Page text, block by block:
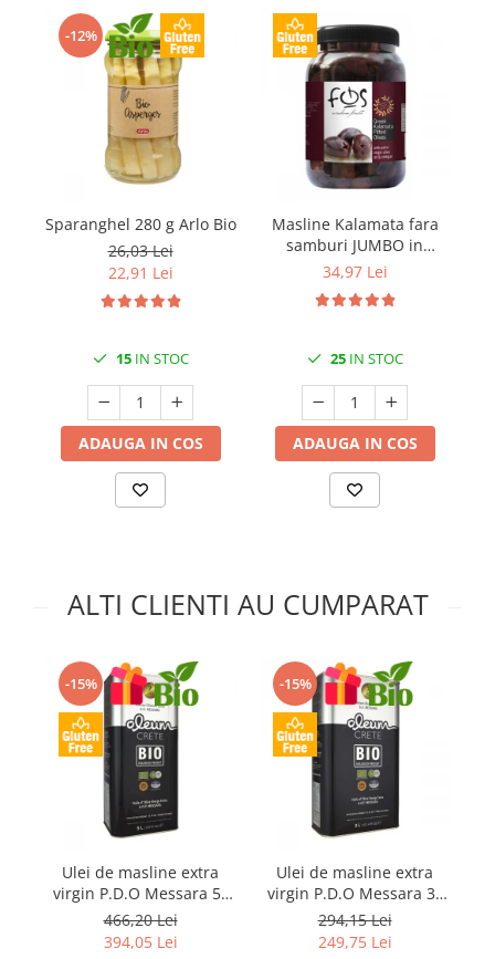
-12%
Sparanghel 280 g Arlo Bio
26,03 Lei
22,91 Lei
15IN STOC
ADAUGA IN COS
Masline Kalamata fara
samburi JUMBO in
saramura 1kg FOS
34,97 Lei
25IN STOC
ADAUGA IN COS
ALTI CLIENTI AU CUMPARAT
-15%
Ulei de masline extra
virgin P.D.O Messara 5L
Kidonakis Bio
466,20 Lei
394,05 Lei
-15%
Ulei de masline extra
virgin P.D.O Messara 3L
Kidonakis Bio
294,15 Lei
249,75 Lei